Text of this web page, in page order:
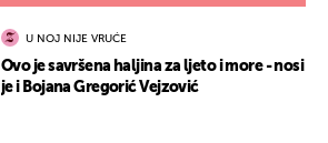
U NOJ NIJE VRUĆE
Ovo je savršena haljina za ljeto i more - nosi
je i Bojana Gregorić Vejzović